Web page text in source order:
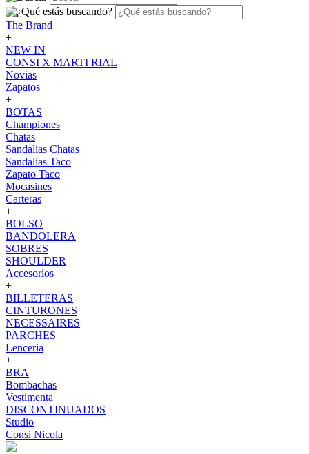
The Brand
+
NEW IN
CONSI X MARTI RIAL
Novias
Zapatos
+
BOTAS
Championes
Chatas
Sandalias Chatas
Sandalias Taco
Zapato Taco
Mocasines
Carteras
+
BOLSO
BANDOLERA
SOBRES
SHOULDER
Accesorios
+
BILLETERAS
CINTURONES
NECESSAIRES
PARCHES
Lenceria
+
BRA
Bombachas
Vestimenta
DISCONTINUADOS
Studio
Consi Nicola